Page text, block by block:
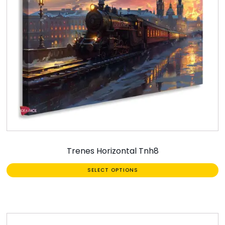
Trenes Horizontal Tnh8
SELECT OPTIONS